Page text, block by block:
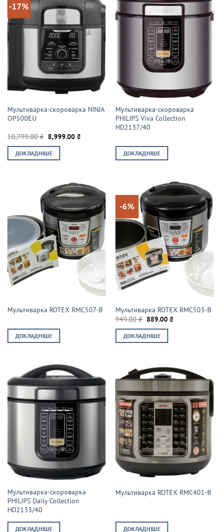
-17%
Мультиварка-скороварка NINJA
OP500EU
10,799.00₴ Оригінальна
ціна:
10,799.00 ₴.
8,999.00₴
ДОКЛАДНІШЕ
Мультиварка-скороварка
PHILIPS Viva Collection
HD2137/40
ДОКЛАДНІШЕ
Мультиварка ROTEX RMC507-B
ДОКЛАДНІШЕ
-6%
Мультиварка ROTEX RMC503-B
949.00₴ Оригінальна
949.00 ₴.
889.00₴
ДОКЛАДНІШЕ
Мультиварка-скороварка
PHILIPS Daily Collection
HD2133/40
ДОКЛАДНІШЕ
Мультиварка ROTEX RMC401-B
ДОКЛАДНІШЕ